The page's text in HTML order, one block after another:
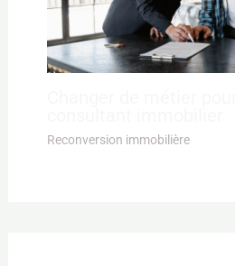
Reconversion immobilière